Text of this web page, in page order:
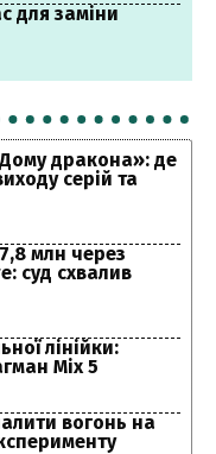
для заміни
дракона»: де
серій та
млн через
суд схвалив
лінійки:
Mix 5
вогонь на